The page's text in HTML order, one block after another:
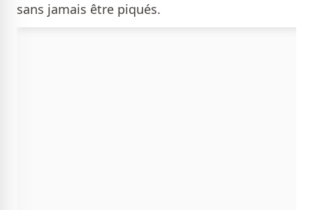
sans jamais être piqués.